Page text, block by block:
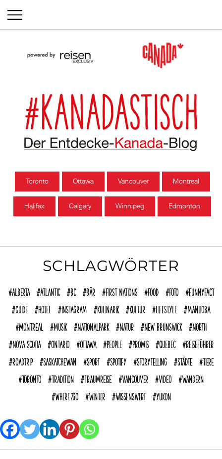
Toronto Ottawa Vancouver Montreal
Halifax Calgary Winnipeg Edmonton
SCHLAGWÖRTER
Alberta Atlantic BC Bär First Nations Food Foto
funnyFACT
Guide
Hotel Instagram Kulinarik Kultur Lifestyle
Manitoba
Montreal
Musik Nationalpark Natur New Brunswick
North
Nova Scotia
Ontario Ottawa People Promis Quebec
reiseführer
Roadtrip
Saskatchewan Sport Spotify Storytelling Städte
Tiere
Toronto
Tradition Traumreise Vancouver Video
Wandern
where2go
Winter Wissenswert Yukon